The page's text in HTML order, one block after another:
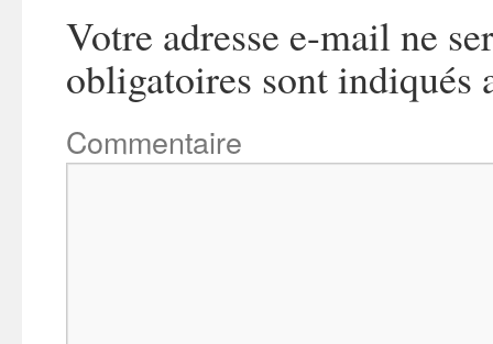
Votre adresse e-mail ne
obligatoires sont indiqués
Commentaire